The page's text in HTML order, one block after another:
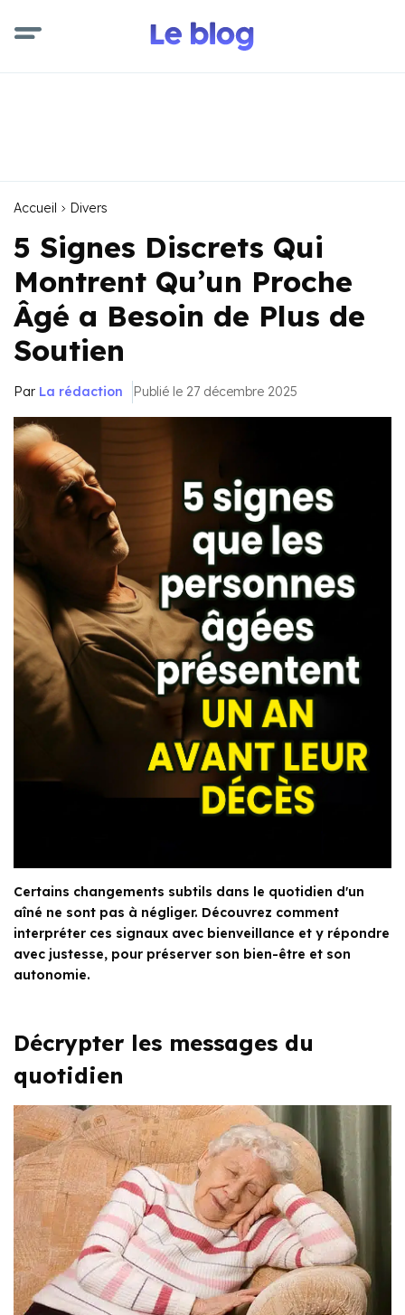
Accueil Divers
5 Signes Discrets Qui
Montrent Qu’un Proche
Âgé a Besoin de Plus de
Soutien
Par La rédaction Publié le 27 décembre 2025
Certains changements subtils dans le quotidien d'un
aîné ne sont pas à négliger. Découvrez comment
interpréter ces signaux avec bienveillance et y répondre
avec justesse, pour préserver son bien-être et son
autonomie.
Décrypter les messages du
quotidien